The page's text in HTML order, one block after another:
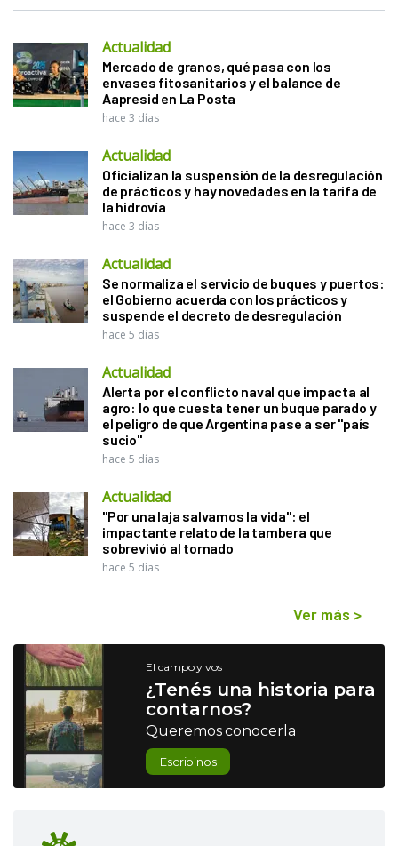
Actualidad
Mercado de granos, qué pasa con los
envases fitosanitarios y el balance de
Aapresid en La Posta
hace 3 días
Actualidad
Oficializan la suspensión de la desregulación
de prácticos y hay novedades en la tarifa de
la hidrovía
hace 3 días
Actualidad
Se normaliza el servicio de buques y puertos:
el Gobierno acuerda con los prácticos y
suspende el decreto de desregulación
hace 5 días
Actualidad
Alerta por el conflicto naval que impacta al
agro: lo que cuesta tener un buque parado y
el peligro de que Argentina pase a ser "país
sucio"
hace 5 días
Actualidad
"Por una laja salvamos la vida": el
impactante relato de la tambera que
sobrevivió al tornado
hace 5 días
Ver más >
El campo y vos
¿Tenés una historia para
contarnos?
Queremos conocerla
Escribinos